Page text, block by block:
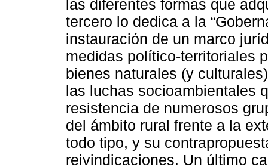
las diferentes formas que
tercero lo dedica a la
instauración de un marco
medidas político-territoriales
bienes naturales (y
las luchas socioambientales
resistencia de numerosos
del ámbito rural frente a la
todo tipo, y su
reivindicaciones. Un último